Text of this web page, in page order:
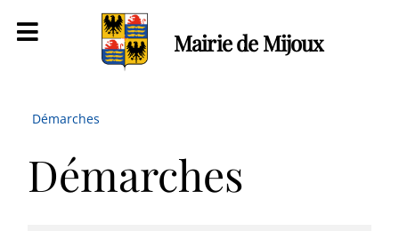
Mairie de Mijoux
Démarches
Démarches